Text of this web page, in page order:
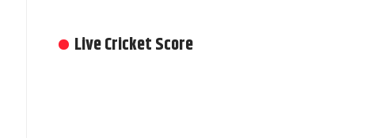
Live Cricket Score